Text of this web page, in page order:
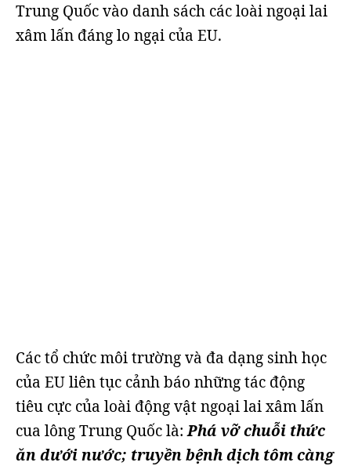
Trung Quốc vào danh sách các loài ngoại lai
xâm lấn đáng lo ngại của EU.
Các tổ chức môi trường và đa dạng sinh học
của EU liên tục cảnh báo những tác động
tiêu cực của loài động vật ngoại lai xâm lấn
cua lông Trung Quốc là:Phá vỡ chuỗi thức
ăn dưới nước; truyền bệnh dịch tôm càng